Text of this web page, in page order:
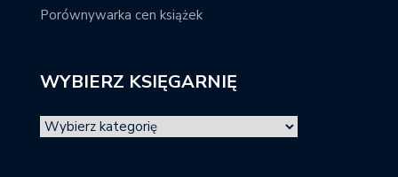
Porównywarka cen książek
WYBIERZ KSIĘGARNIĘ